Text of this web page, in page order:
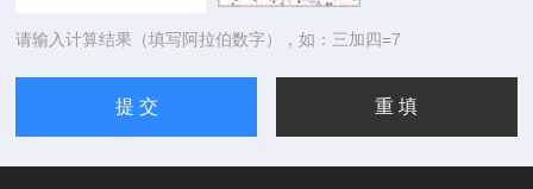
请输入计算结果（填写阿拉伯数字），如：三加四=7